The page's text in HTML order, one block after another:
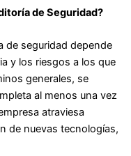
de Seguridad?
de seguridad depende
y los riesgos a los que
generales, se
al menos una vez
atraviesa
de nuevas tecnologías,